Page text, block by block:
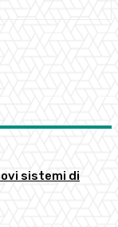
sistemi di